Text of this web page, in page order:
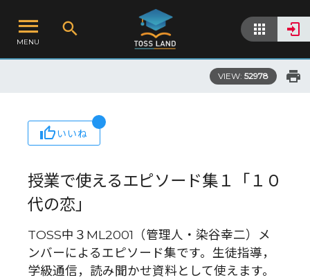
MENU
VIEW: 52978
いいね
授業で使えるエピソード集１「１０
代の恋」
TOSS中３ML2001（管理人・染谷幸二）メ
ンバーによるエピソード集です。生徒指導，
学級通信，読み聞かせ資料として使えます。